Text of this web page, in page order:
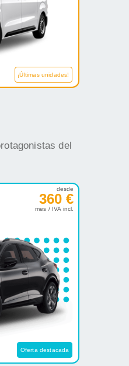
¡Últimas unidades!
del
desde
360 €
mes / IVA incl.
Oferta destacada